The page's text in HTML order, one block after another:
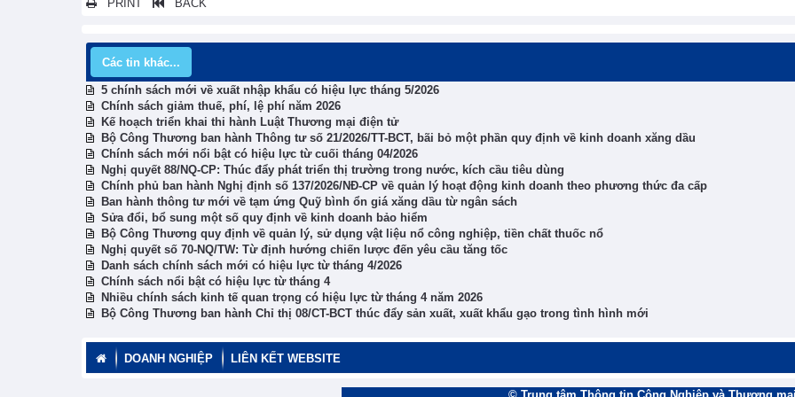
PRINT BACK
Các tin khác...
5 chính sách mới về xuất nhập khẩu có hiệu lực tháng 5/2026
Chính sách giảm thuế, phí, lệ phí năm 2026
Kế hoạch triển khai thi hành Luật Thương mại điện tử
Bộ Công Thương ban hành Thông tư số 21/2026/TT-BCT, bãi bỏ một phần quy định về kinh doanh xăng dầu
Chính sách mới nổi bật có hiệu lực từ cuối tháng 04/2026
Nghị quyết 88/NQ-CP: Thúc đẩy phát triển thị trường trong nước, kích cầu tiêu dùng
Chính phủ ban hành Nghị định số 137/2026/NĐ-CP về quản lý hoạt động kinh doanh theo phương thức đa cấp
Ban hành thông tư mới về tạm ứng Quỹ bình ổn giá xăng dầu từ ngân sách
Sửa đổi, bổ sung một số quy định về kinh doanh bảo hiểm
Bộ Công Thương quy định về quản lý, sử dụng vật liệu nổ công nghiệp, tiền chất thuốc nổ
Nghị quyết số 70-NQ/TW: Từ định hướng chiến lược đến yêu cầu tăng tốc
Danh sách chính sách mới có hiệu lực từ tháng 4/2026
Chính sách nổi bật có hiệu lực từ tháng 4
Nhiều chính sách kinh tế quan trọng có hiệu lực từ tháng 4 năm 2026
Bộ Công Thương ban hành Chỉ thị 08/CT-BCT thúc đẩy sản xuất, xuất khẩu gạo trong tình hình mới
DOANH NGHIỆP LIÊN KẾT WEBSITE